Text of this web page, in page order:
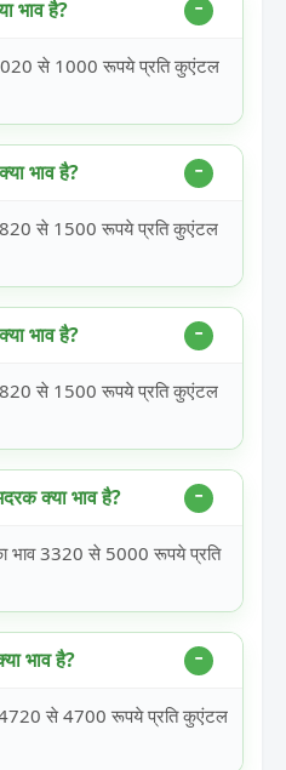
भाव है?
से 1000 रूपये प्रति कुएंटल
भाव है?
से 1500 रूपये प्रति कुएंटल
भाव है?
से 1500 रूपये प्रति कुएंटल
क्या भाव है?
भाव 3320 से 5000 रूपये प्रति
भाव है?
से 4700 रूपये प्रति कुएंटल